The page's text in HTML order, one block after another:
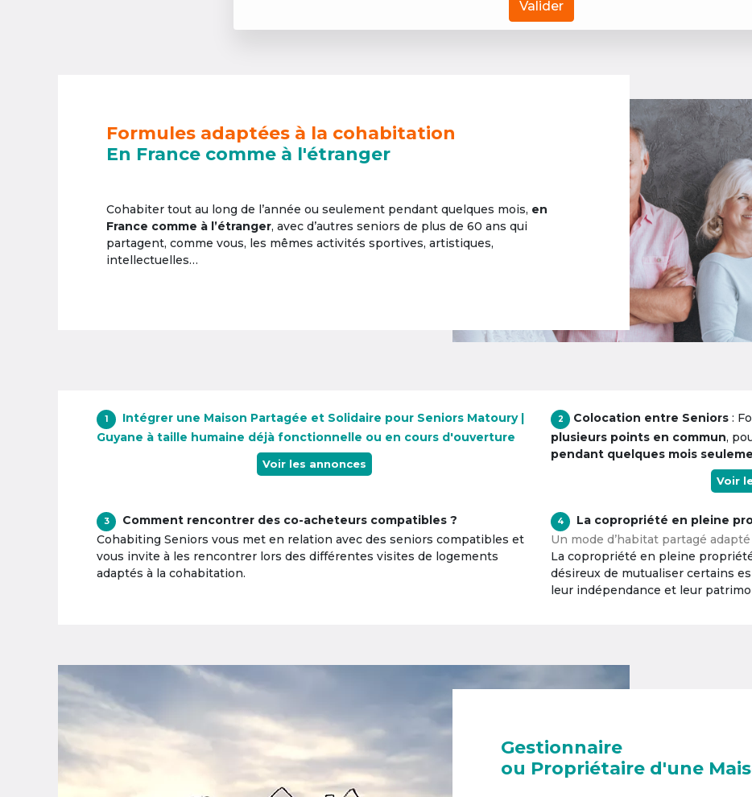
Valider
Formules adaptées à la cohabitation
En France comme à l'étranger
Cohabiter tout au long de l’année ou seulement pendant quelques mois, en
France comme à l’étranger, avec d’autres seniors de plus de 60 ans qui
partagent, comme vous, les mêmes activités sportives, artistiques,
intellectuelles…
1
Intégrer une Maison Partagée et Solidaire pour Seniors Matoury |
Guyane à taille humaine déjà fonctionnelle ou en cours d'ouverture
Voir les annonces
2 Colocation entre Seniors :
plusieurs points en commun,
pendant quelques mois
Voir
3
Comment rencontrer des co-acheteurs compatibles ?
Cohabiting Seniors vous met en relation avec des seniors compatibles et
vous invite à les rencontrer lors des différentes visites de logements
adaptés à la cohabitation.
4
La copropriété en pleine
Un mode d’habitat partagé
La copropriété en pleine
désireux de mutualiser certains
leur indépendance et leur
Gestionnaire
ou Propriétaire d'une